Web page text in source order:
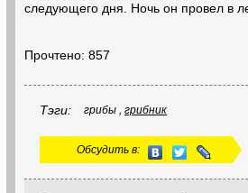
следующего дня. Ночь он провел в
Прочтено: 857
Тэги: грибы , грибник
Обсудить в: